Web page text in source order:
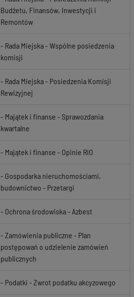
Budżetu, Finansów, Inwestycji i
Remontów
- Rada Miejska - Wspólne posiedzenia
komisji
- Rada Miejska - Posiedzenia Komisji
Rewizyjnej
- Majątek i finanse - Sprawozdania
kwartalne
- Majątek i finanse - Opinie RIO
- Gospodarka nieruchomościami,
budownictwo - Przetargi
- Ochrona środowiska - Azbest
- Zamówienia publiczne - Plan
postępowań o udzielenie zamówień
publicznych
- Podatki - Zwrot podatku akcyzowego